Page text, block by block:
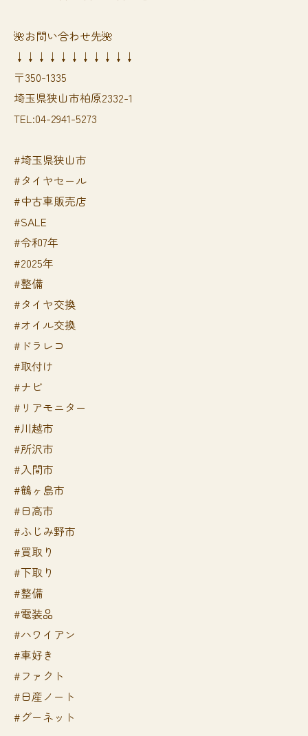
🌺お問い合わせ先🌺
↓↓↓↓↓↓↓↓↓↓↓
〒350-1335
埼玉県狭山市柏原2332-1
TEL:04-2941-5273
#埼玉県狭山市
#タイヤセール
#中古車販売店
#SALE
#令和7年
#2025年
#整備
#タイヤ交換
#オイル交換
#ドラレコ
#取付け
#ナビ
#リアモニター
#川越市
#所沢市
#入間市
#鶴ヶ島市
#日高市
#ふじみ野市
#買取り
#下取り
#整備
#電装品
#ハワイアン
#車好き
#ファクト
#日産ノート
#グーネット